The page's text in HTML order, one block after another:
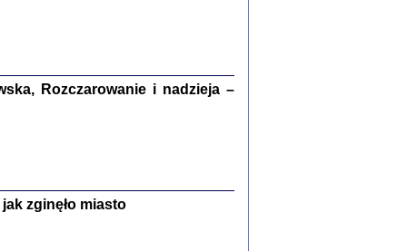
GETTOWEJ INSTYTUCJI ...
i inne pisma z łódzkiego getta
z jidysz, oprac. i wstęp. Monika Polit
NIEMIECKĄ ...
w ukryciu w Warszawie w latach 1943-1944
Rozczarowanie i nadzieja –
zginęło miasto